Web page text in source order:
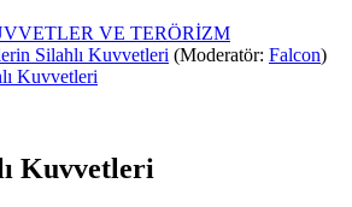
VE TERÖRİZM
Silahlı Kuvvetleri (Moderatör: Falcon)
Kuvvetleri
Kuvvetleri